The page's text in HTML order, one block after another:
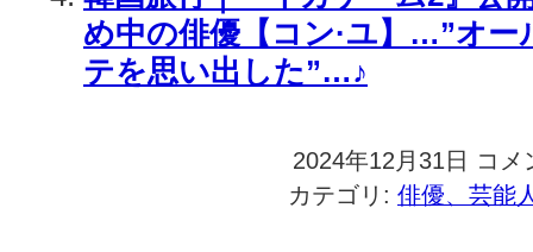
め中の俳優【コン·ユ】…”オー
テを思い出した”…♪
2024年12月31日
韓
国
旅
コメ
カテゴリ: 俳優、芸能